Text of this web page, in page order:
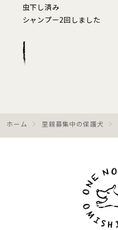
虫下し済み
シャンプー2回しました
ホーム 里親募集中の保護犬